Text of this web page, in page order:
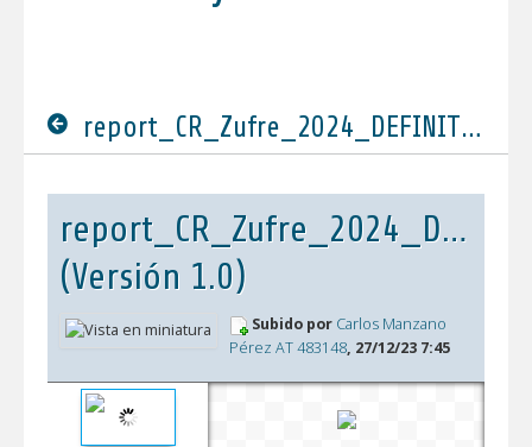
report_CR_Zufre_2024_DEFINITIVO.pdf
(Versión 1.0)
Subido por Carlos Manzano
Pérez AT 483148, 27/12/23 7:45